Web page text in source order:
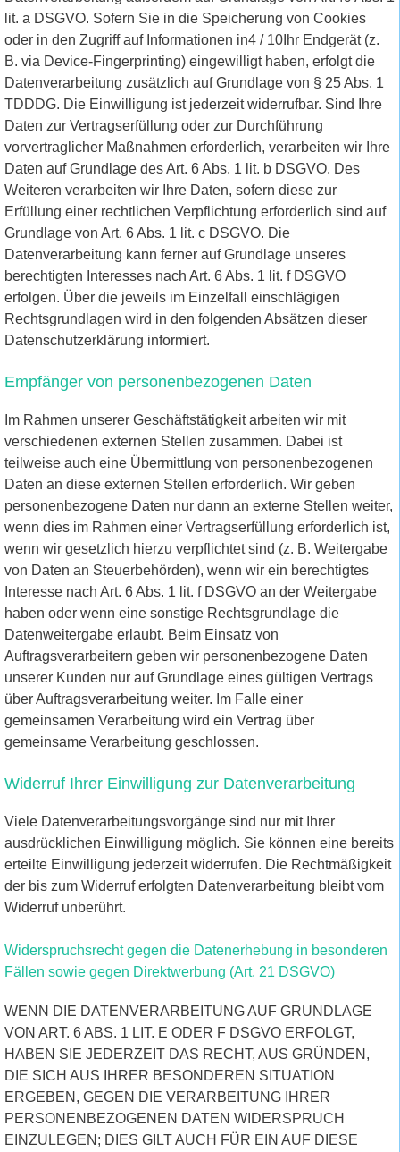
lit. a DSGVO. Sofern Sie in die Speicherung von Cookies
oder in den Zugriff auf Informationen in4 / 10Ihr Endgerät (z.
B. via Device-Fingerprinting) eingewilligt haben, erfolgt die
Datenverarbeitung zusätzlich auf Grundlage von § 25 Abs. 1
TDDDG. Die Einwilligung ist jederzeit widerrufbar. Sind Ihre
Daten zur Vertragserfüllung oder zur Durchführung
vorvertraglicher Maßnahmen erforderlich, verarbeiten wir Ihre
Daten auf Grundlage des Art. 6 Abs. 1 lit. b DSGVO. Des
Weiteren verarbeiten wir Ihre Daten, sofern diese zur
Erfüllung einer rechtlichen Verpflichtung erforderlich sind auf
Grundlage von Art. 6 Abs. 1 lit. c DSGVO. Die
Datenverarbeitung kann ferner auf Grundlage unseres
berechtigten Interesses nach Art. 6 Abs. 1 lit. f DSGVO
erfolgen. Über die jeweils im Einzelfall einschlägigen
Rechtsgrundlagen wird in den folgenden Absätzen dieser
Datenschutzerklärung informiert.
Empfänger von personenbezogenen Daten
Im Rahmen unserer Geschäftstätigkeit arbeiten wir mit
verschiedenen externen Stellen zusammen. Dabei ist
teilweise auch eine Übermittlung von personenbezogenen
Daten an diese externen Stellen erforderlich. Wir geben
personenbezogene Daten nur dann an externe Stellen weiter,
wenn dies im Rahmen einer Vertragserfüllung erforderlich ist,
wenn wir gesetzlich hierzu verpflichtet sind (z. B. Weitergabe
von Daten an Steuerbehörden), wenn wir ein berechtigtes
Interesse nach Art. 6 Abs. 1 lit. f DSGVO an der Weitergabe
haben oder wenn eine sonstige Rechtsgrundlage die
Datenweitergabe erlaubt. Beim Einsatz von
Auftragsverarbeitern geben wir personenbezogene Daten
unserer Kunden nur auf Grundlage eines gültigen Vertrags
über Auftragsverarbeitung weiter. Im Falle einer
gemeinsamen Verarbeitung wird ein Vertrag über
gemeinsame Verarbeitung geschlossen.
Widerruf Ihrer Einwilligung zur Datenverarbeitung
Viele Datenverarbeitungsvorgänge sind nur mit Ihrer
ausdrücklichen Einwilligung möglich. Sie können eine bereits
erteilte Einwilligung jederzeit widerrufen. Die Rechtmäßigkeit
der bis zum Widerruf erfolgten Datenverarbeitung bleibt vom
Widerruf unberührt.
Widerspruchsrecht gegen die Datenerhebung in besonderen
Fällen sowie gegen Direktwerbung (Art. 21 DSGVO)
WENN DIE DATENVERARBEITUNG AUF GRUNDLAGE
VON ART. 6 ABS. 1 LIT. E ODER F DSGVO ERFOLGT,
HABEN SIE JEDERZEIT DAS RECHT, AUS GRÜNDEN,
DIE SICH AUS IHRER BESONDEREN SITUATION
ERGEBEN, GEGEN DIE VERARBEITUNG IHRER
PERSONENBEZOGENEN DATEN WIDERSPRUCH
EINZULEGEN; DIES GILT AUCH FÜR EIN AUF DIESE